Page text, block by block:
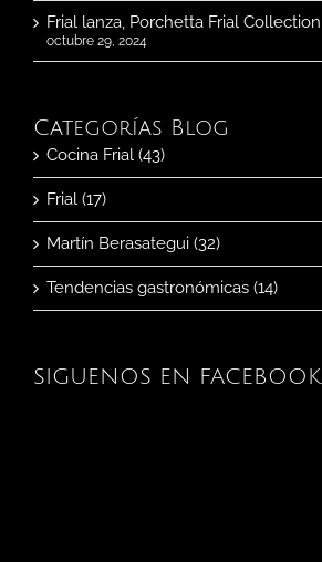
Frial lanza, Porchetta Frial Collection
octubre 29, 2024
Categorías Blog
Cocina Frial (43)
Frial (17)
Martín Berasategui (32)
Tendencias gastronómicas (14)
SIGUENOS EN FACEBOOK